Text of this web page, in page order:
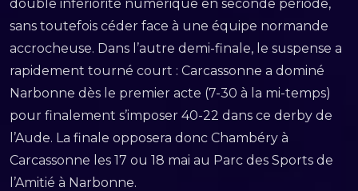
double infériorité numérique en seconde période,
sans toutefois céder face à une équipe normande
accrocheuse. Dans l’autre demi-finale, le suspense a
rapidement tourné court : Carcassonne a dominé
Narbonne dès le premier acte (7-30 à la mi-temps)
pour finalement s’imposer 40-22 dans ce derby de
l’Aude. La finale opposera donc Chambéry à
Carcassonne les 17 ou 18 mai au Parc des Sports de
l’Amitié à Narbonne.